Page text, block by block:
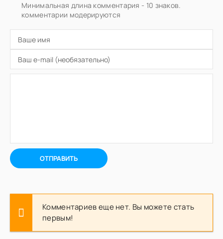
Минимальная длина комментария - 10 знаков.
комментарии модерируются
ОТПРАВИТЬ
Комментариев еще нет. Вы можете стать
первым!